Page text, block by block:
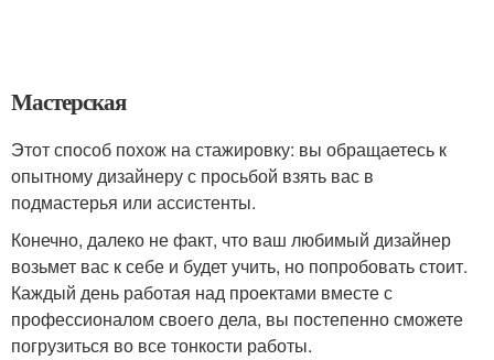
Мастерская
Этот способ похож на стажировку: вы обращаетесь к
опытному дизайнеру с просьбой взять вас в
подмастерья или ассистенты.
Конечно, далеко не факт, что ваш любимый дизайнер
возьмет вас к себе и будет учить, но попробовать стоит.
Каждый день работая над проектами вместе с
профессионалом своего дела, вы постепенно сможете
погрузиться во все тонкости работы.